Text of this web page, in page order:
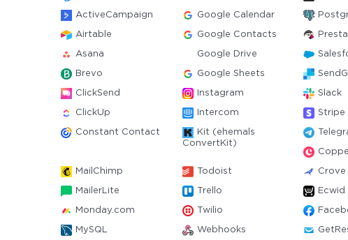
ActiveCampaign Google Calendar
Airtable Google Contacts
Asana Google Drive
Brevo Google Sheets
ClickSend Instagram Slack
ClickUp Intercom Stripe
Constant Contact
Kit (ehemals
ConvertKit)
MailChimp Todoist Crove
MailerLite Trello Ecwid
Monday.com Twilio
MySQL Webhooks